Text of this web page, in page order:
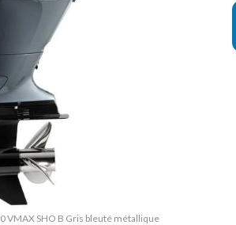
VMAX SHO B Gris bleuté métallique